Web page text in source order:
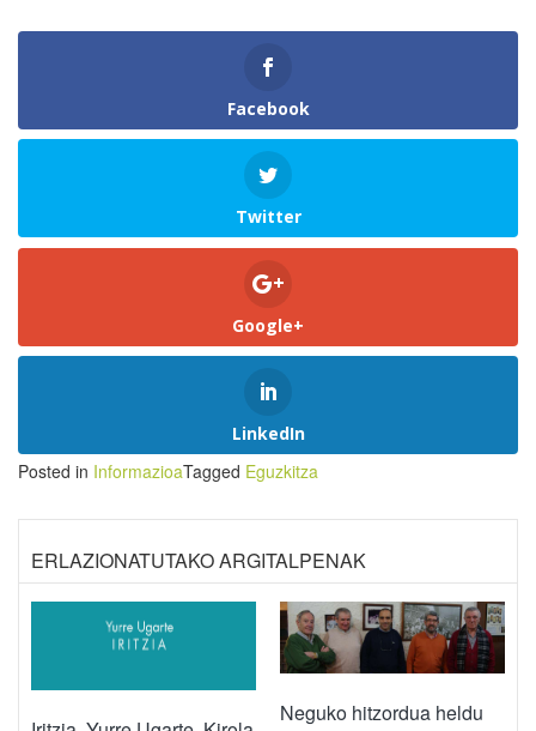
Facebook
Twitter
Google+
LinkedIn
Posted in InformazioaTagged Eguzkitza
ERLAZIONATUTAKO ARGITALPENAK
Neguko hitzordua heldu